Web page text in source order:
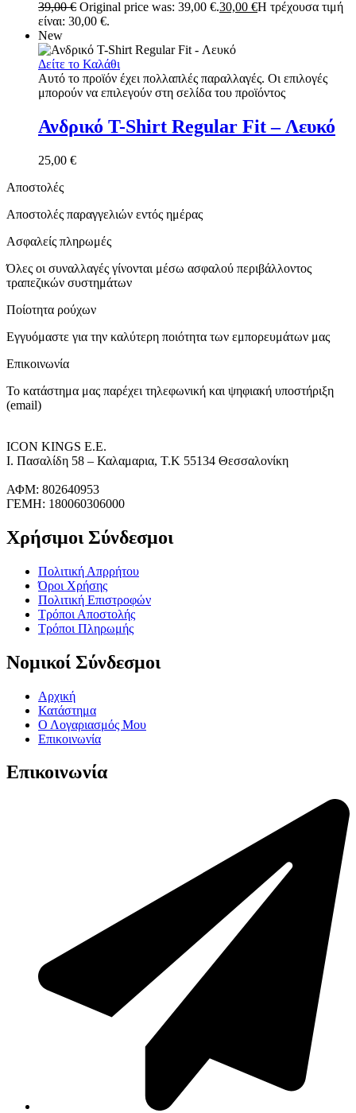
39,00€ Original price was: 39,00 €.30,00 €Η τρέχουσα τιμή
είναι: 30,00 €.
New
Δείτε το Καλάθι
Αυτό το προϊόν έχει πολλαπλές παραλλαγές. Οι επιλογές
μπορούν να επιλεγούν στη σελίδα του προϊόντος
Ανδρικό T-Shirt Regular Fit – Λευκό
25,00 €
Αποστολές
Αποστολές παραγγελιών εντός ημέρας
Ασφαλείς πληρωμές
Όλες οι συναλλαγές γίνονται μέσω ασφαλού περιβάλλοντος
τραπεζικών συστημάτων
Ποίοτητα ρούχων
Εγγυόμαστε για την καλύτερη ποιότητα των εμπορευμάτων μας
Επικοινωνία
Το κατάστημα μας παρέχει τηλεφωνική και ψηφιακή υποστήριξη
(email)
ICON KINGS Ε.Ε.
Ι. Πασαλίδη 58 – Καλαμαρια, Τ.Κ 55134 Θεσσαλονίκη
ΑΦΜ: 802640953
ΓΕΜΗ: 180060306000
Χρήσιμοι Σύνδεσμοι
Πολιτική Απρρήτου
Όροι Χρήσης
Πολιτική Επιστροφών
Τρόποι Αποστολής
Τρόποι Πληρωμής
Νομικοί Σύνδεσμοι
Αρχική
Κατάστημα
Ο Λογαριασμός Μου
Επικοινωνία
Επικοινωνία